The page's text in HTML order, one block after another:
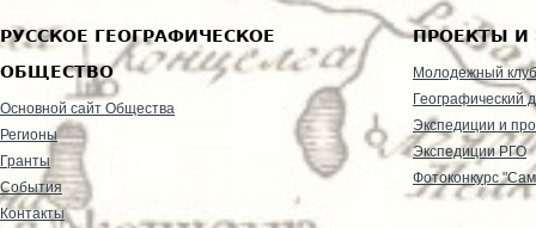
РУССКОЕ ГЕОГРАФИЧЕСКОЕ
ОБЩЕСТВО
Основной сайт Общества
Регионы
Гранты
События
Контакты
ПРОЕКТЫ И
Молодежный клуб
Географический
Экспедиции и
Экспедиции РГО
Фотоконкурс